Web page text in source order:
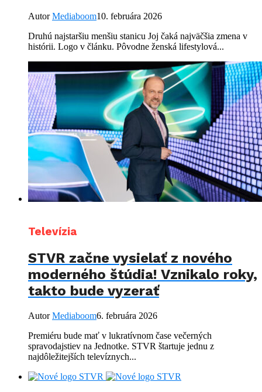
AutorMediaboom10. februára 2026
Druhú najstaršiu menšiu stanicu Joj čaká najväčšia zmena v
histórii. Logo v článku. Pôvodne ženská lifestylová...
Televízia
STVR začne vysielať z nového
moderného štúdia! Vznikalo roky,
takto bude vyzerať
AutorMediaboom6. februára 2026
Premiéru bude mať v lukratívnom čase večerných
spravodajstiev na Jednotke. STVR štartuje jednu z
najdôležitejších televíznych...